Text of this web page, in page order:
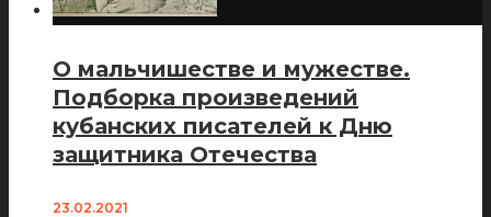
О мальчишестве и мужестве.
Подборка произведений
кубанских писателей к Дню
защитника Отечества
23.02.2021